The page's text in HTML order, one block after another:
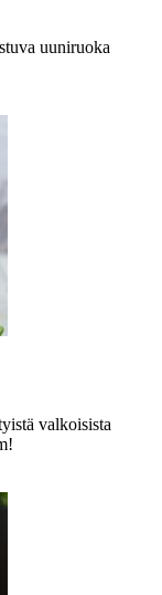
uuniruoka
valkoisista